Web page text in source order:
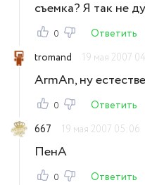
съемка? Я так не
0
Ответить
tromand
19 мая 2007
ArmAn, ну
0
Ответить
667
19 мая 2007 05:06
ПенА
0
Ответить